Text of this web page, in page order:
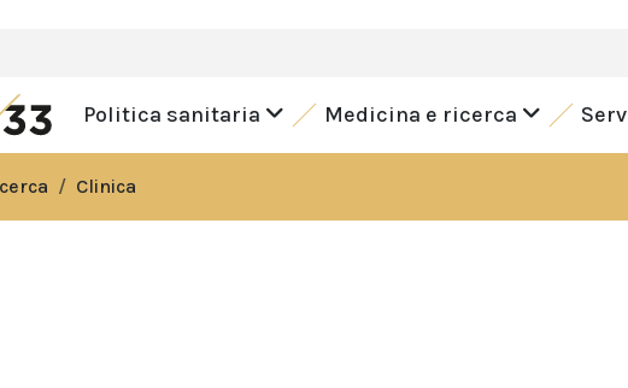
Politica sanitaria Medicina e ricerca
Clinica